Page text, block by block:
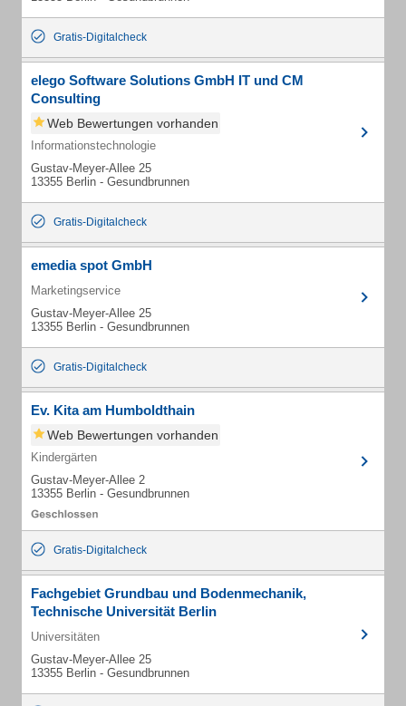
Gratis-Digitalcheck
elego Software Solutions GmbH IT und CM
Consulting
Web Bewertungen vorhanden
Informationstechnologie
Gustav-Meyer-Allee 25
13355 Berlin - Gesundbrunnen
Gratis-Digitalcheck
emedia spot GmbH
Marketingservice
Gustav-Meyer-Allee 25
13355 Berlin - Gesundbrunnen
Gratis-Digitalcheck
Ev. Kita am Humboldthain
Web Bewertungen vorhanden
Kindergärten
Gustav-Meyer-Allee 2
13355 Berlin - Gesundbrunnen
Gratis-Digitalcheck
Fachgebiet Grundbau und Bodenmechanik,
Technische Universität Berlin
Universitäten
Gustav-Meyer-Allee 25
13355 Berlin - Gesundbrunnen